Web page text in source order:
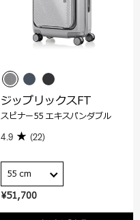
¥51,700
ジップリックスFT
スピナー55 エキスパンダブル
4.9 (22)
55 cm